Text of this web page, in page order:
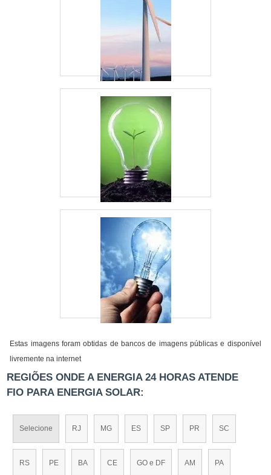
Estas imagens foram obtidas de bancos de imagens públicas e disponível
livremente na internet
REGIÕES ONDE A ENERGIA 24 HORAS ATENDE
FIO PARA ENERGIA SOLAR:
Selecione RJ MG ES SP PR SC
RS PE BA CE GO e DF AM PA